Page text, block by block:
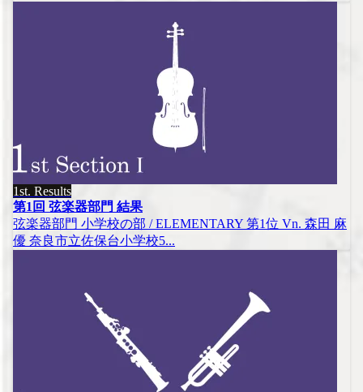
1st. Results
第1回 弦楽器部門 結果
弦楽器部門 小学校の部 / ELEMENTARY 第1位 Vn. 森田 麻
優 奈良市立佐保台小学校5...